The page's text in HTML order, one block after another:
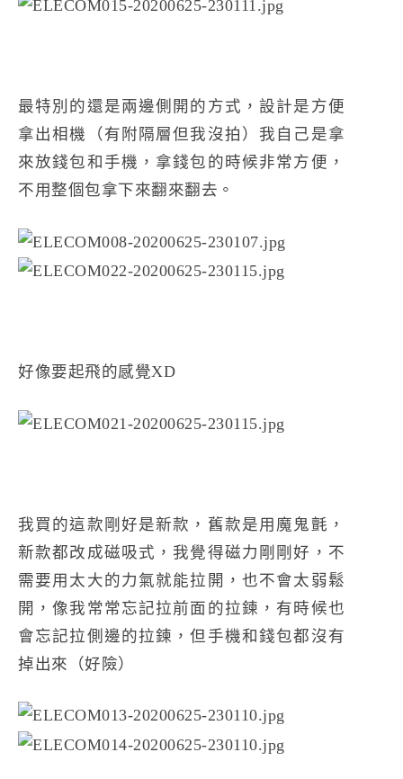
最特別的還是兩邊側開的方式，設計是方便
拿出相機（有附隔層但我沒拍）我自己是拿
來放錢包和手機，拿錢包的時候非常方便，
不用整個包拿下來翻來翻去。
好像要起飛的感覺XD
我買的這款剛好是新款，舊款是用魔鬼氈，
新款都改成磁吸式，我覺得磁力剛剛好，不
需要用太大的力氣就能拉開，也不會太弱鬆
開，像我常常忘記拉前面的拉鍊，有時候也
會忘記拉側邊的拉鍊，但手機和錢包都沒有
掉出來（好險）